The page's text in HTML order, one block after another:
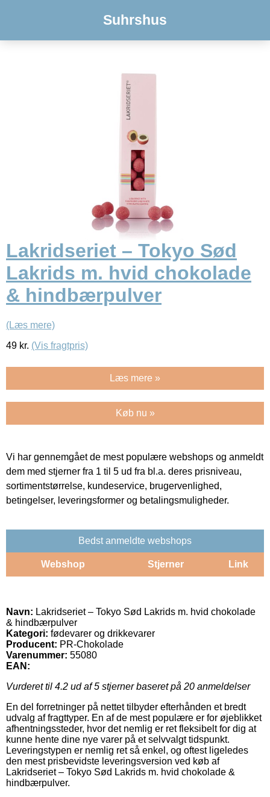
Suhrshus
Lakridseriet – Tokyo Sød
Lakrids m. hvid chokolade
& hindbærpulver
(Læs mere)
49 kr. (Vis fragtpris)
Læs mere »
Køb nu »
Vi har gennemgået de mest populære webshops og anmeldt
dem med stjerner fra 1 til 5 ud fra bl.a. deres prisniveau,
sortimentstørrelse, kundeservice, brugervenlighed,
betingelser, leveringsformer og betalingsmuligheder.
Bedst anmeldte webshops
Webshop Stjerner Link
Navn: Lakridseriet – Tokyo Sød Lakrids m. hvid chokolade
& hindbærpulver
Kategori: fødevarer og drikkevarer
Producent: PR-Chokolade
Varenummer: 55080
EAN:
Vurderet til 4.2 ud af 5 stjerner baseret på 20 anmeldelser
En del forretninger på nettet tilbyder efterhånden et bredt
udvalg af fragttyper. En af de mest populære er for øjeblikket
afhentningssteder, hvor det nemlig er ret fleksibelt for dig at
kunne hente dine nye varer på et selvvalgt tidspunkt.
Leveringstypen er nemlig ret så enkel, og oftest ligeledes
den mest prisbevidste leveringsversion ved køb af
Lakridseriet – Tokyo Sød Lakrids m. hvid chokolade &
hindbærpulver.